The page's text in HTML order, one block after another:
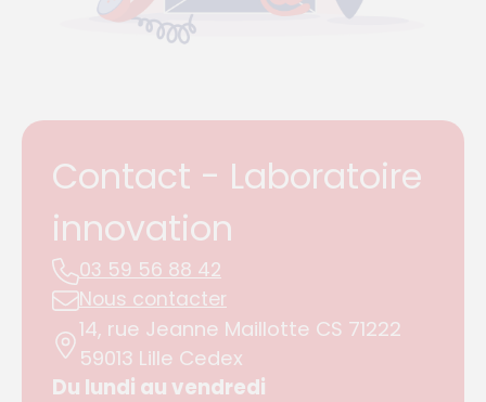
Contact - Laboratoire
innovation
03 59 56 88 42
Nous contacter
14, rue Jeanne Maillotte CS 71222
59013 Lille Cedex
Du lundi au vendredi